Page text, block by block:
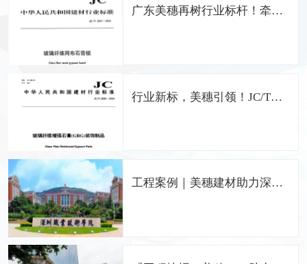
广东美穗再树行业标杆！牵头
行业新标，美穗引领！JC/T
工程案例｜美穗建材助力深圳